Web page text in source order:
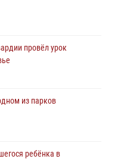
общественного
провёл урок
из парков
ребёнка в